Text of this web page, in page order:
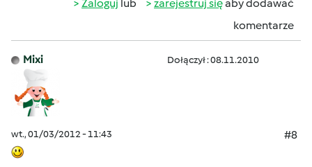
Zaloguj lub zarejestruj sięaby dodawać
komentarze
Mixi Dołączył : 08.11.2010
wt., 01/03/2012 - 11:43 #8